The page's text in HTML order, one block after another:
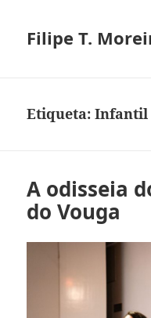
Filipe T.
Etiqueta:Infantil
A odisseia
do Vouga